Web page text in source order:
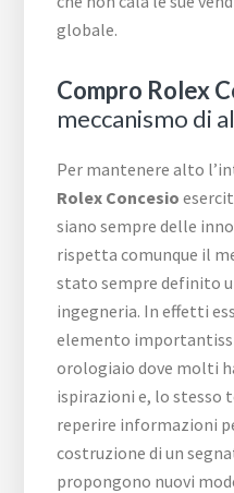
globale.
Compro Rolex
meccanismo di
Per mantenere alto
Rolex Concesio
siano sempre delle
rispetta comunque il
stato sempre definito
ingegneria. In effetti
elemento
orologiaio dove molti
ispirazioni e, lo stesso
reperire informazioni
costruzione di un
propongono nuovi